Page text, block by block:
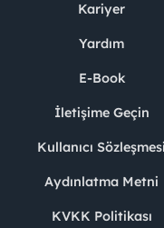
Kariyer
Yardım
E-Book
İletişime Geçin
Kullanıcı Sözleşmesi
Aydınlatma Metni
KVKK Politikası